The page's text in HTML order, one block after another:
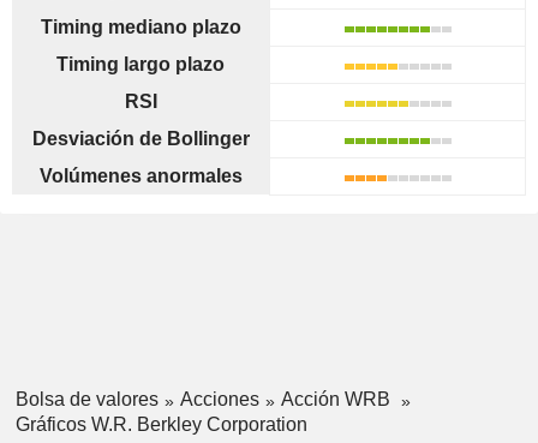
Timing mediano plazo
Timing largo plazo
RSI
Desviación de Bollinger
Volúmenes anormales
Bolsa de valores Acciones
Acción WRB
Gráficos W.R. Berkley Corporation